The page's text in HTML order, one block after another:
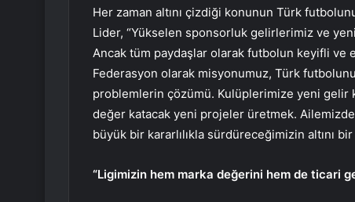
Her zaman altını çizdiği konunun Türk
Lider, “Yükselen sponsorluk gelirlerimiz ve
Ancak tüm paydaşlar olarak futbolun keyifli ve
Federasyon olarak misyonumuz, Türk
problemlerin çözümü. Kulüplerimize yeni gelir
değer katacak yeni projeler üretmek. Ailemizden
büyük bir kararlılıkla sürdüreceğimizin altını
“Ligimizin hem marka değerini hem de ticari